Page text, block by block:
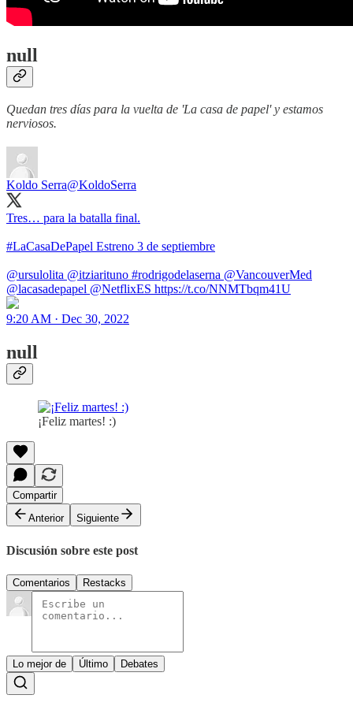
null
Quedan tres días para la vuelta de 'La casa de papel' y estamos
nerviosos.
Koldo Serra@KoldoSerra
Tres… para la batalla final.
#LaCasaDePapel Estreno 3 de septiembre
@ursulolita @itziarituno #rodrigodelaserna @VancouverMed
@lacasadepapel @NetflixES https://t.co/NNMTbqm41U
9:20 AM · Dec 30, 2022
null
¡Feliz martes! :)
Compartir
Anterior
Siguiente
Discusión sobre este post
Comentarios Restacks
Lo mejor de Último Debates